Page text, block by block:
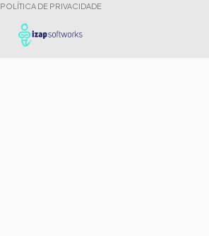
POLÍTICA DE PRIVACIDADE